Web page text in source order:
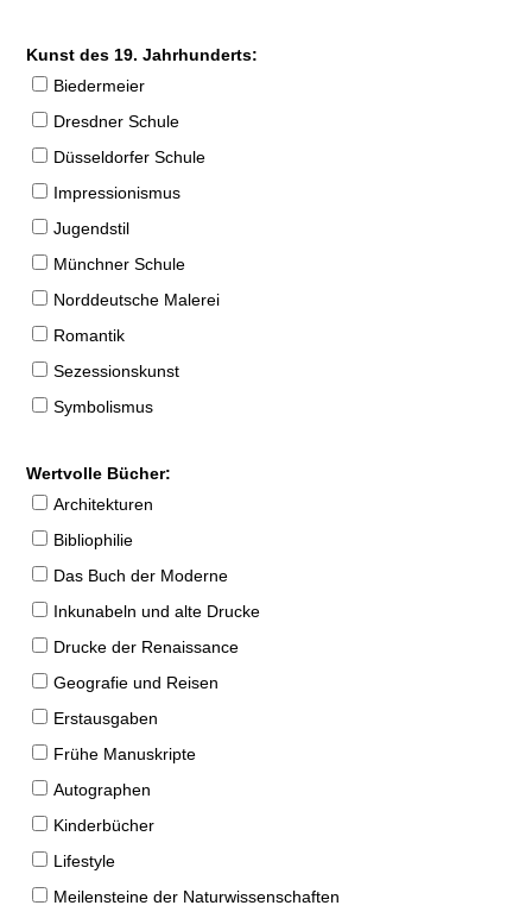
Kunst des 19. Jahrhunderts:
Biedermeier
Dresdner Schule
Düsseldorfer Schule
Impressionismus
Jugendstil
Münchner Schule
Norddeutsche Malerei
Romantik
Sezessionskunst
Symbolismus
Wertvolle Bücher:
Architekturen
Bibliophilie
Das Buch der Moderne
Inkunabeln und alte Drucke
Drucke der Renaissance
Geografie und Reisen
Erstausgaben
Frühe Manuskripte
Autographen
Kinderbücher
Lifestyle
Meilensteine der Naturwissenschaften